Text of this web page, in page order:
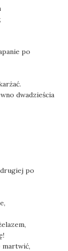
po
dwadzieścia
po
martwić,